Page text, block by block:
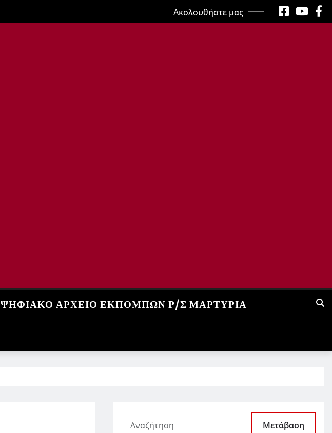
Ακολουθήστε μας
ΨΗΦΙΑΚΌ ΑΡΧΕΊΟ ΕΚΠΟΜΠΏΝ Ρ/Σ ΜΑΡΤΥΡΊΑ
Μετάβαση